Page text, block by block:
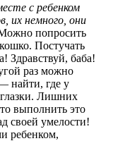
с ребенком
их немного, они
попросить
Постучать
Здравствуй, баба!
раз можно
найти, где у
Лишних
выполнить это
своей умелости!
ребенком,